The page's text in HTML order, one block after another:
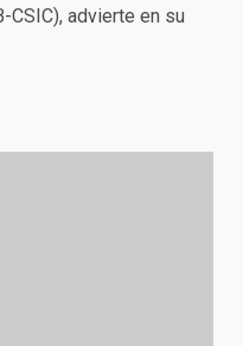
CSIC), advierte en su